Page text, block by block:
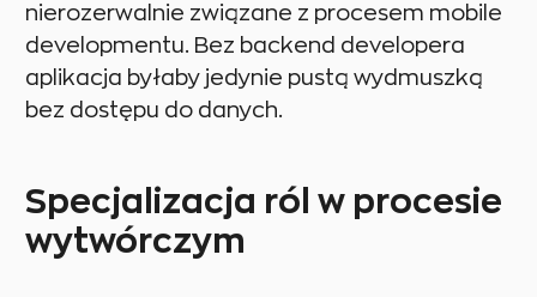
nierozerwalnie związane z procesem mobile
developmentu. Bez backend developera
aplikacja byłaby jedynie pustą wydmuszką
bez dostępu do danych.
Specjalizacja ról w procesie
wytwórczym